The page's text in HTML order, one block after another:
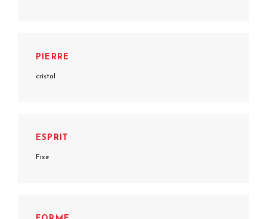
PIERRE
cristal
ESPRIT
Fixe